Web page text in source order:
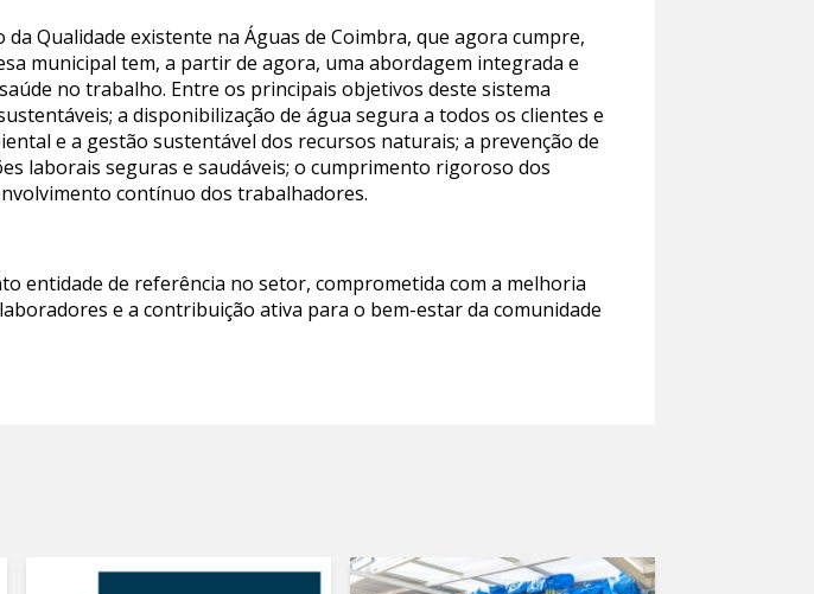
Qualidade existente na Águas de Coimbra, que agora cumpre,
municipal tem, a partir de agora, uma abordagem integrada e
no trabalho. Entre os principais objetivos deste sistema
a disponibilização de água segura a todos os clientes e
e a gestão sustentável dos recursos naturais; a prevenção de
laborais seguras e saudáveis; o cumprimento rigoroso dos
contínuo dos trabalhadores.
entidade de referência no setor, comprometida com a melhoria
e a contribuição ativa para o bem-estar da comunidade